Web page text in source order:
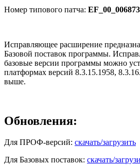
Номер типового патча:
Исправляющее расширение
Базовой поставок программы.
базовые версии программы можно
платформах версий 8.3.15.1958,
выше.
Обновления:
Для ПРОФ-версий: скачать/загрузить
Для Базовых поставок: скачать/